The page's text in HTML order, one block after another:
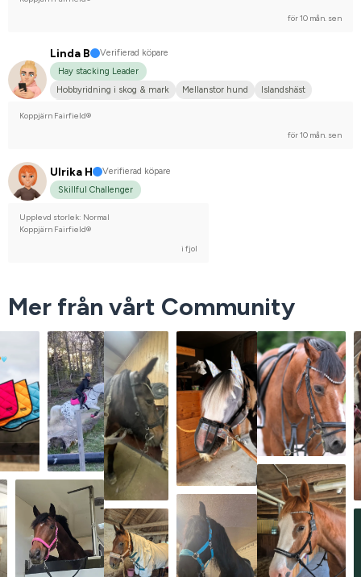
för 10 mån. sen
Linda B
Verifierad köpare
Hay stacking Leader
Hobbyridning i skog & mark
Mellanstor hund
Islandshäst
Koppjärn Fairfield®
för 10 mån. sen
Ulrika H
Verifierad köpare
Skillful Challenger
Upplevd storlek: Normal
Koppjärn Fairfield®
i fjol
Mer från vårt Community